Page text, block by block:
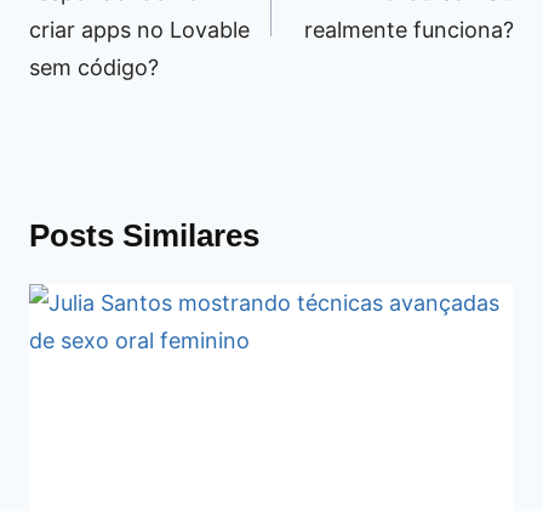
criar apps no Lovable
sem código?
realmente funciona?
Posts Similares